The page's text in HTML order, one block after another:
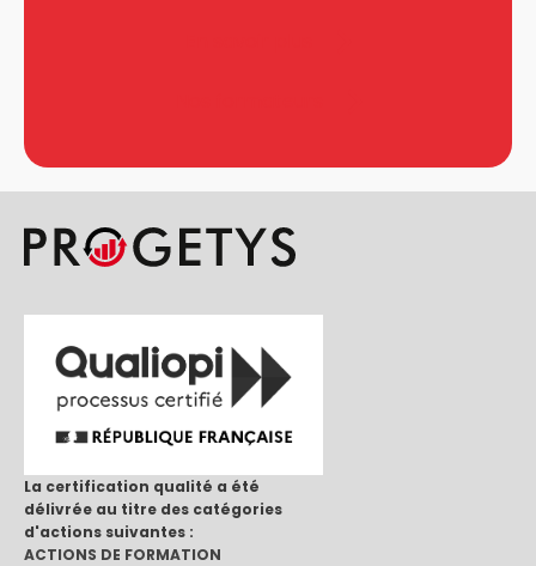
La certification qualité a été
délivrée au titre des catégories
d'actions suivantes :
ACTIONS DE FORMATION